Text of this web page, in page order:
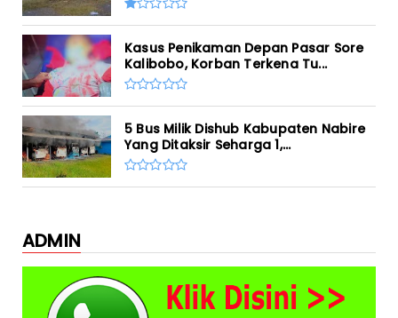
Kasus Penikaman Depan Pasar Sore
Kalibobo, Korban Terkena Tu...
5 Bus Milik Dishub Kabupaten Nabire
Yang Ditaksir Seharga 1,...
ADMIN